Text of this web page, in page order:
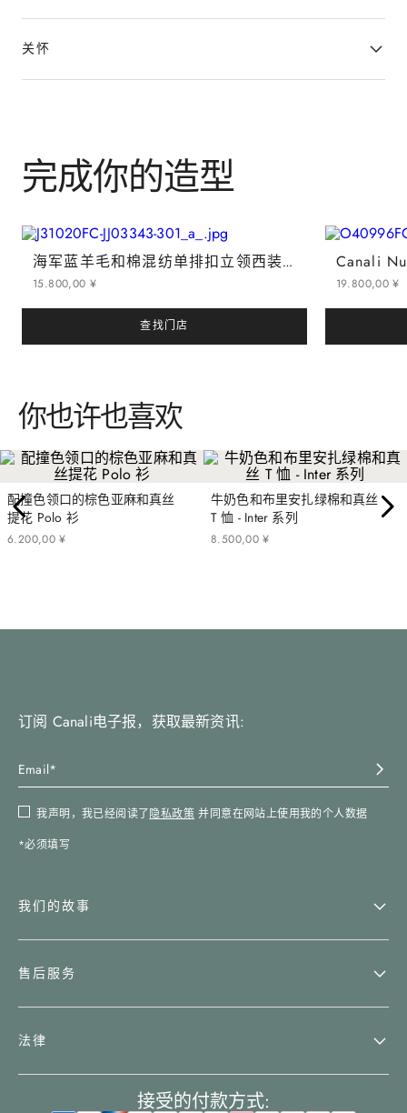
关怀
完成你的造型
海军蓝羊毛和棉混纺单排扣立领西装外套 - Inter 系列
¥
15 ,
800
. 00
查找门店
¥
19 ,
800
. 00
你也许也喜欢
配撞色领口的棕色亚麻和真丝
提花 Polo 衫
¥
6 ,
200
. 00
牛奶色和布里安扎绿棉和真丝
T 恤 - Inter 系列
¥
8 ,
500
. 00
订阅 Canali电子报，获取最新资讯:
我声明，我已经阅读了隐私政策并同意在网站上使用我的个人数据
*必须填写
我们的故事
售后服务
法律
接受的付款方式: